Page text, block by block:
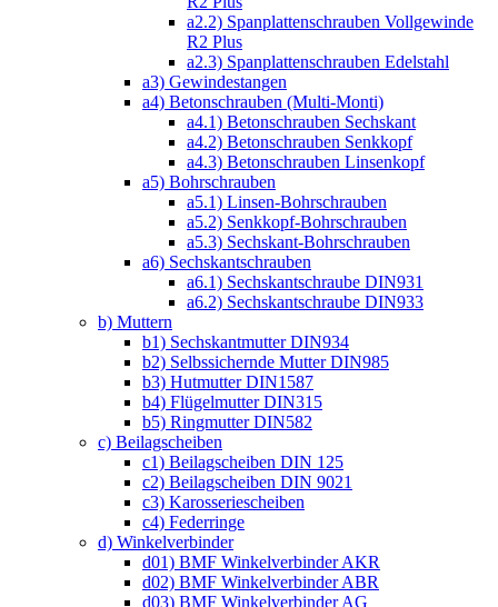
a2.2) Spanplattenschrauben Vollgewinde
R2 Plus
a2.3) Spanplattenschrauben Edelstahl
a3) Gewindestangen
a4) Betonschrauben (Multi-Monti)
a4.1) Betonschrauben Sechskant
a4.2) Betonschrauben Senkkopf
a4.3) Betonschrauben Linsenkopf
a5) Bohrschrauben
a5.1) Linsen-Bohrschrauben
a5.2) Senkkopf-Bohrschrauben
a5.3) Sechskant-Bohrschrauben
a6) Sechskantschrauben
a6.1) Sechskantschraube DIN931
a6.2) Sechskantschraube DIN933
b) Muttern
b1) Sechskantmutter DIN934
b2) Selbssichernde Mutter DIN985
b3) Hutmutter DIN1587
b4) Flügelmutter DIN315
b5) Ringmutter DIN582
c) Beilagscheiben
c1) Beilagscheiben DIN 125
c2) Beilagscheiben DIN 9021
c3) Karosseriescheiben
c4) Federringe
d) Winkelverbinder
d01) BMF Winkelverbinder AKR
d02) BMF Winkelverbinder ABR
d03) BMF Winkelverbinder AG